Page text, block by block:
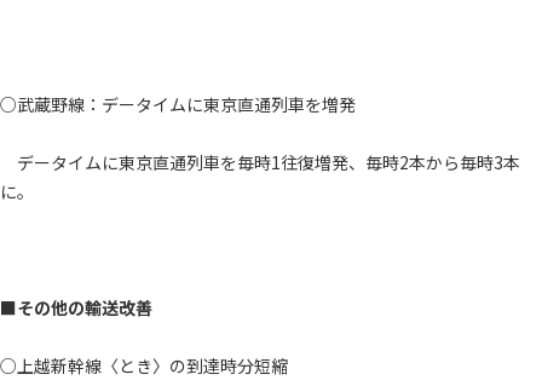
○武蔵野線：データイムに東京直通列車を増発
データイムに東京直通列車を毎時1往復増発、毎時2本から毎時3本
に。
■その他の輸送改善
○上越新幹線〈とき〉の到達時分短縮